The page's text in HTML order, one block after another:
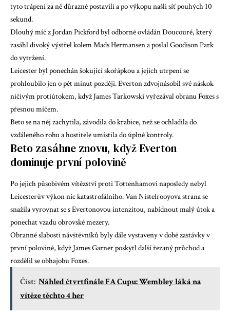
tyto trápení za ně důrazně postavili a po výkopu našli síť pouhých 10
sekund.
Dlouhý míč z Jordan Pickford byl odborně ovládán Doucouré, který
zasáhl divoký výstřel kolem Mads Hermansen a poslal Goodison Park
do vytržení.
Leicester byl ponechán šokující skořápkou a jejich utrpení se
prohloubilo jen o pět minut později. Everton zdvojnásobil své náskok
ničivým protiútokem, když James Tarkowski vyřezával obranu Foxes s
přesnou míčem.
Beto se na něj zachytila, závodila do krabice, než se ochladila do
vzdáleného rohu a hostitele umístila do úplné kontroly.
Beto zasáhne znovu, když Everton
dominuje první polovině
Po jejich působivém vítězství proti Tottenhamovi naposledy nebyl
Leicesterův výkon nic katastrofálního. Van Nistelrooyova strana se
snažila vyrovnat se s Evertonovou intenzitou, nabídnout malý útok a
ponechat vzadu obrovské mezery.
Obranné slabosti návštěvníků byly dále vystaveny v době zastávky v
první polovině, když James Garner poskytl další řezaný průchod a
rozdělil se obhajobu Foxes.
Číst: Náhled čtvrtfinále FA Cupu: Wembley láká na
vítěze těchto 4 her